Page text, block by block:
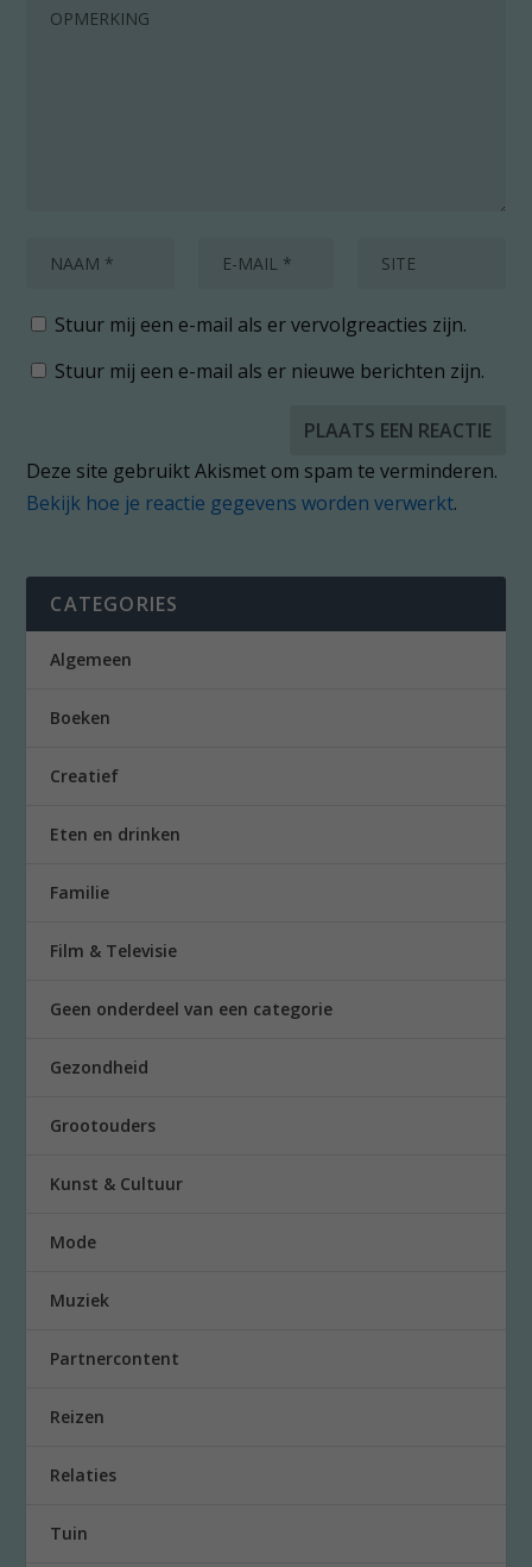
Stuur mij een e-mail als er vervolgreacties zijn.
Stuur mij een e-mail als er nieuwe berichten zijn.
Deze site gebruikt Akismet om spam te verminderen.
Bekijk hoe je reactie gegevens worden verwerkt.
CATEGORIES
Algemeen
Boeken
Creatief
Eten en drinken
Familie
Film & Televisie
Geen onderdeel van een categorie
Gezondheid
Grootouders
Kunst & Cultuur
Mode
Muziek
Partnercontent
Reizen
Relaties
Tuin